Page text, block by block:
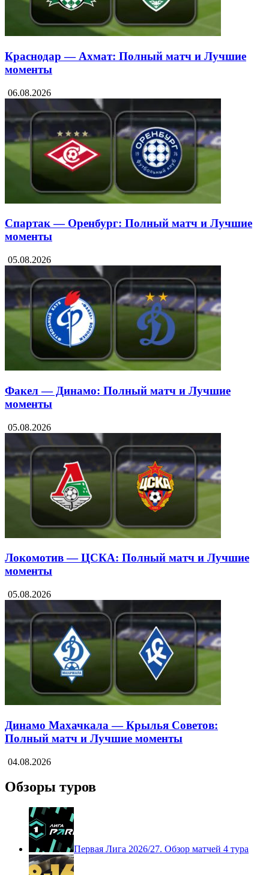
Краснодар — Ахмат: Полный матч и Лучшие
моменты
06.08.2026
Спартак — Оренбург: Полный матч и Лучшие
моменты
05.08.2026
Факел — Динамо: Полный матч и Лучшие
моменты
05.08.2026
Локомотив — ЦСКА: Полный матч и Лучшие
моменты
05.08.2026
Динамо Махачкала — Крылья Советов:
Полный матч и Лучшие моменты
04.08.2026
Обзоры туров
Первая Лига 2026/27. Обзор матчей 4 тура